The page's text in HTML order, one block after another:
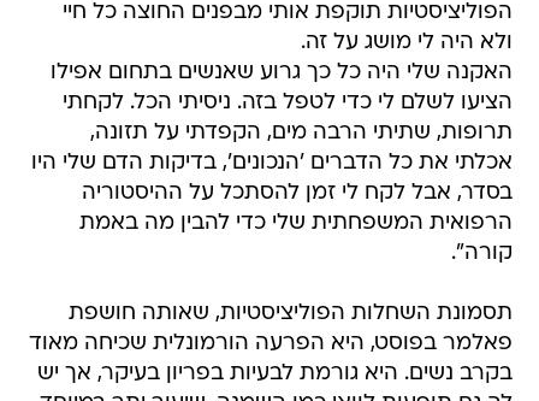
הפוליציסטיות תוקפת אותי מבפנים החוצה כל חיי
ולא היה לי מושג על זה.
האקנה שלי היה כל כך גרוע שאנשים בתחום אפילו
הציעו לשלם לי כדי לטפל בזה. ניסיתי הכל. לקחתי
תרופות, שתיתי הרבה מים, הקפדתי על תזונה,
אכלתי את כל הדברים 'הנכונים', בדיקות הדם שלי היו
בסדר, אבל לקח לי זמן להסתכל על ההיסטוריה
הרפואית המשפחתית שלי כדי להבין מה באמת
קורה".
תסמונת השחלות הפוליציסטיות, שאותה חושפת
פאלמר בפוסט, היא הפרעה הורמונלית שכיחה מאוד
בקרב נשים. היא גורמת לבעיות בפריון בעיקר, אך יש